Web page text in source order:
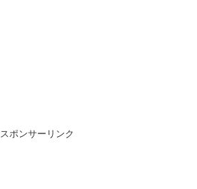
スポンサーリンク